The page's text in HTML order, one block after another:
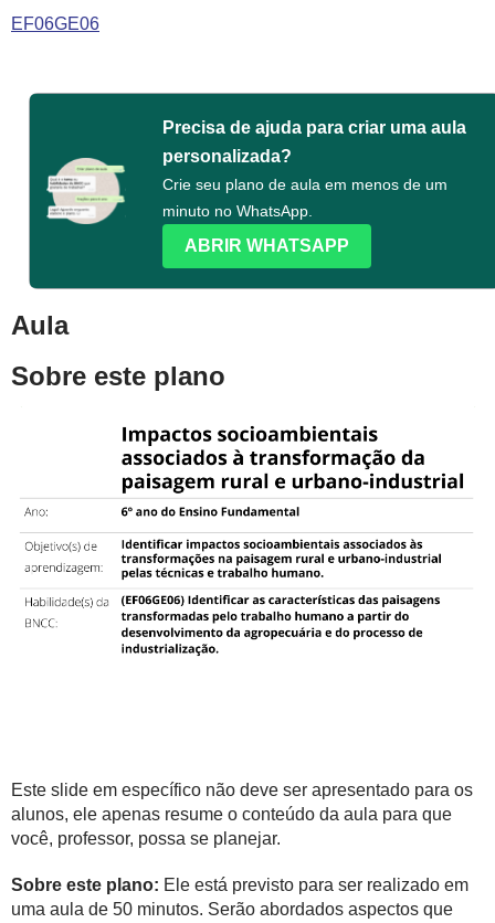
EF06GE06
Precisa de ajuda para criar uma aula
personalizada?
Crie seu plano de aula em menos de um
minuto no WhatsApp.
ABRIR WHATSAPP
Aula
Sobre este plano
Este slide em específico não deve ser apresentado para os
alunos, ele apenas resume o conteúdo da aula para que
você, professor, possa se planejar.
Sobre este plano: Ele está previsto para ser realizado em
uma aula de 50 minutos. Serão abordados aspectos que